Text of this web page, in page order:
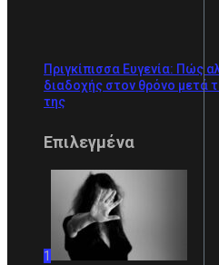
Πριγκίπισσα Ευγενία: Πώς
διαδοχής στον θρόνο μετά
της
Επιλεγμένα
1